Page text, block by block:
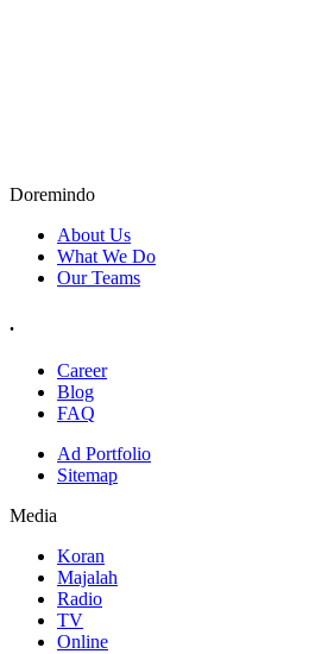
Doremindo
About Us
What We Do
Our Teams
.
Career
Blog
FAQ
Ad Portfolio
Sitemap
Media
Koran
Majalah
Radio
TV
Online